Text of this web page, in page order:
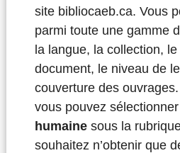
site bibliocaeb.ca. Vous
parmi toute une gamme
la langue, la collection,
document, le niveau de
couverture des
vous pouvez sélectionner
humainesous la
souhaitez n’obtenir que